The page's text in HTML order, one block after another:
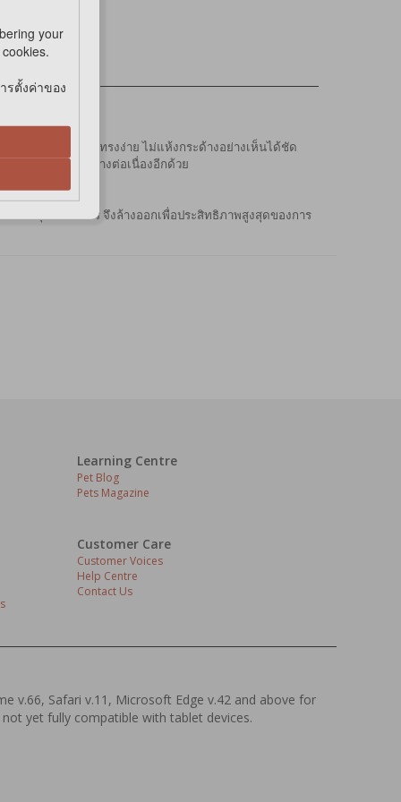
ม่มีไฟฟ้าสถิต จัดทรงง่าย ไม่แห้งกระด้างอย่างเห็นได้ชัด
น หลังล้างออกอย่างต่อเนื่องอีกด้วย
วามนุ่มที่ต้องการ จึงล้างออกเพื่อประสิทธิภาพสูงสุดของการ
Learning Centre
Pet Blog
Pets Magazine
Customer Care
Customer Voices
Help Centre
Contact Us
v.66, Safari v.11, Microsoft Edge v.42 and above for
yet fully compatible with tablet devices.
your
รตั้งค่าของ